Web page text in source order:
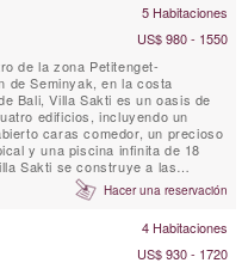
5 Habitaciones
US$ 980 - 1550
de la zona Petitenget-
de Seminyak, en la costa
Bali, Villa Sakti es un oasis de
edificios, incluyendo un
caras comedor, un precioso
y una piscina infinita de 18
Sakti se construye a las
exactas del reconocido
holandés Joost van Grieken
Hacer una reservación
4 Habitaciones
US$ 930 - 1720